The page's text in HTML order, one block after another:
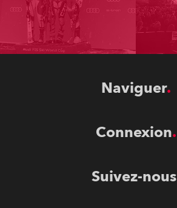
Naviguer
Connexion
Suivez-nous